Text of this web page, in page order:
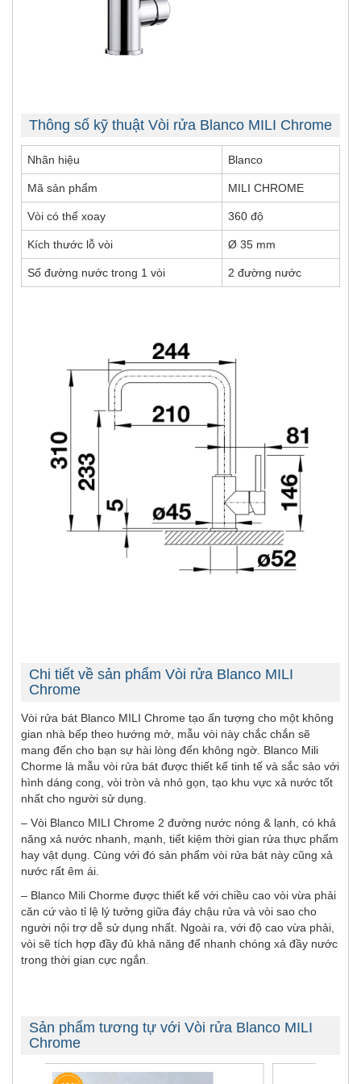
Thông số kỹ thuật Vòi rửa Blanco MILI Chrome
Nhãn hiệu Blanco
Mã sản phẩm MILI CHROME
Vòi có thể xoay 360 độ
Kích thước lỗ vòi Ø 35 mm
Số đường nước trong 1 vòi 2 đường nước
Chi tiết về sản phẩm Vòi rửa Blanco MILI
Chrome
Vòi rửa bát Blanco MILI Chrome tạo ấn tượng cho một không
gian nhà bếp theo hướng mở, mẫu vòi này chắc chắn sẽ
mang đến cho bạn sự hài lòng đến không ngờ. Blanco Mili
Chorme là mẫu vòi rửa bát được thiết kế tinh tế và sắc sảo với
hình dáng cong, vòi tròn và nhỏ gọn, tạo khu vực xả nước tốt
nhất cho người sử dụng.
– Vòi Blanco MILI Chrome 2 đường nước nóng & lạnh, có khả
năng xả nước nhanh, mạnh, tiết kiệm thời gian rửa thực phẩm
hay vật dụng. Cùng với đó sản phẩm vòi rửa bát này cũng xả
nước rất êm ái.
– Blanco Mili Chorme được thiết kế với chiều cao vòi vừa phải
căn cứ vào tỉ lệ lý tưởng giữa đáy chậu rửa và vòi sao cho
người nội trợ dễ sử dụng nhất. Ngoài ra, với độ cao vừa phải,
vòi sẽ tích hợp đầy đủ khả năng để nhanh chóng xả đầy nước
trong thời gian cực ngắn.
Sản phẩm tương tự với Vòi rửa Blanco MILI
Chrome